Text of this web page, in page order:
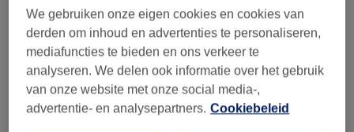
Gelpolish op tenen (french)
45 minToon beschrijving
pedicure
45 minToon beschrijving
Alle behandelingen
We gebruiken onze eigen cookies en cookies van
derden om inhoud en advertenties te personaliseren,
mediafuncties te bieden en ons verkeer te
analyseren. We delen ook informatie over het gebruik
van onze website met onze social media-,
advertentie- en analysepartners. Cookiebeleid